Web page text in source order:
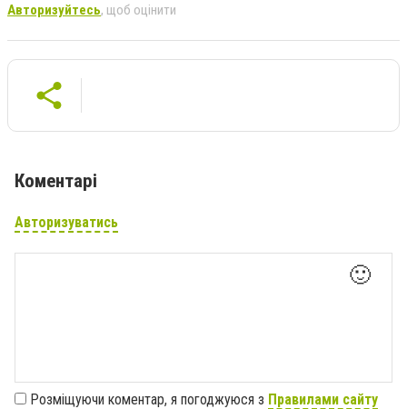
Авторизуйтесь, щоб оцінити
Коментарі
Авторизуватись
🙂
Розміщуючи коментар, я погоджуюся з Правилами сайту